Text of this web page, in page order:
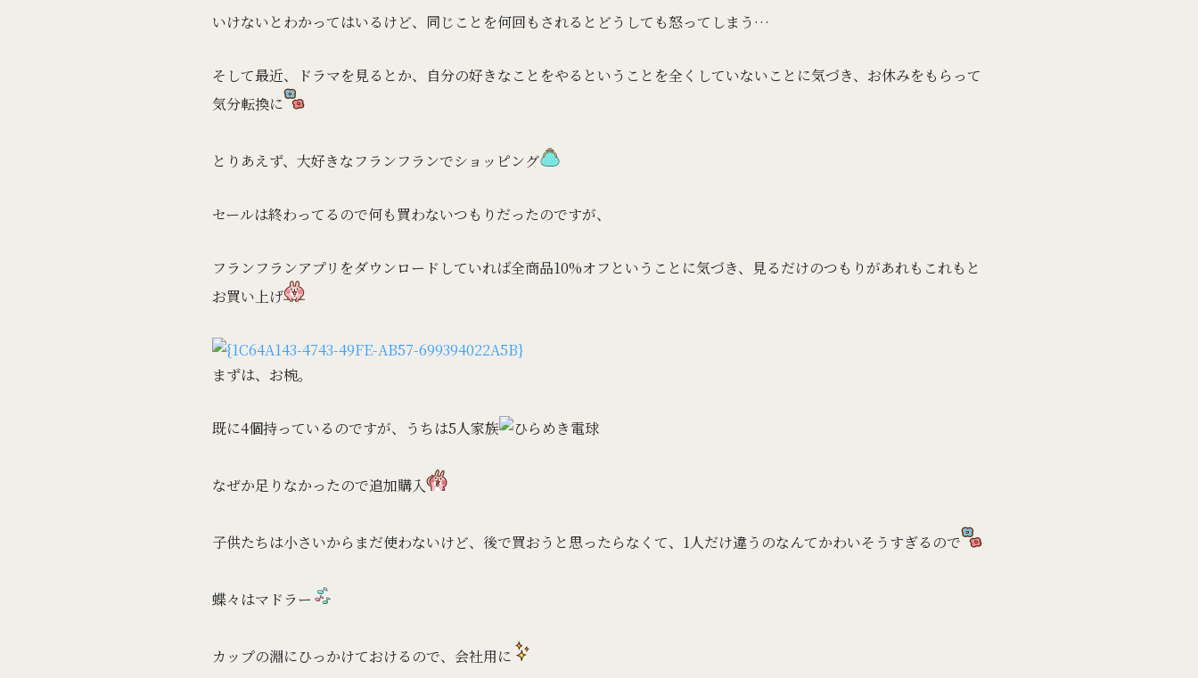
いけないとわかってはいるけど、同じことを何回もされるとどうしても怒ってしまう…
そして最近、ドラマを見るとか、自分の好きなことをやるということを全くしていないことに気づき、お休みをもらって
気分転換に
とりあえず、大好きなフランフランでショッピング
セールは終わってるので何も買わないつもりだったのですが、
フランフランアプリをダウンロードしていれば全商品10%オフということに気づき、見るだけのつもりがあれもこれもと
お買い上げ
まずは、お椀。
既に4個持っているのですが、うちは5人家族
なぜか足りなかったので追加購入
子供たちは小さいからまだ使わないけど、後で買おうと思ったらなくて、1人だけ違うのなんてかわいそうすぎるので
蝶々はマドラー
カップの淵にひっかけておけるので、会社用に